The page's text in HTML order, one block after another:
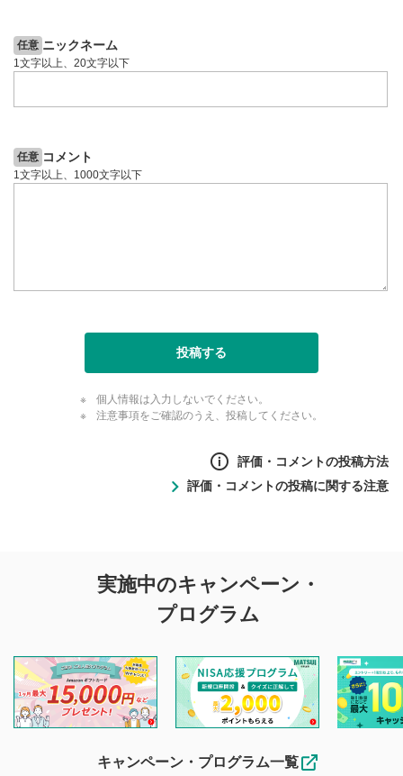
任意 ニックネーム
1文字以上、20文字以下
任意 コメント
1文字以上、1000文字以下
投稿する
個人情報は入力しないでください。
注意事項をご確認のうえ、投稿してください。
評価・コメントの投稿方法
評価・コメントの投稿に関する注意
投稿に関する注意
を目的として、各動画コンテンツに、評価およびコメントの
投稿ができます。利用者は以下の注意事項をご理解のうえ、
閲覧および投稿を行うものとしてください。
他の利用者が動画を視聴される際の参考になるコメントをお
待ちしております。
なお、投稿をもって、本注意事項に同意されたものとみなし
実施中のキャンペーン・
プログラム
キャンペーン・プログラム一覧